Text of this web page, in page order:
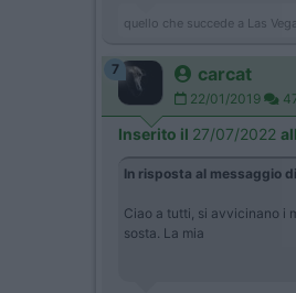
quello che succede a Las
7 carcat
22/01/2019
Inserito il 27/07/2022
In risposta al messaggio di
Ciao a tutti, si avvicinano i
sosta. La mia